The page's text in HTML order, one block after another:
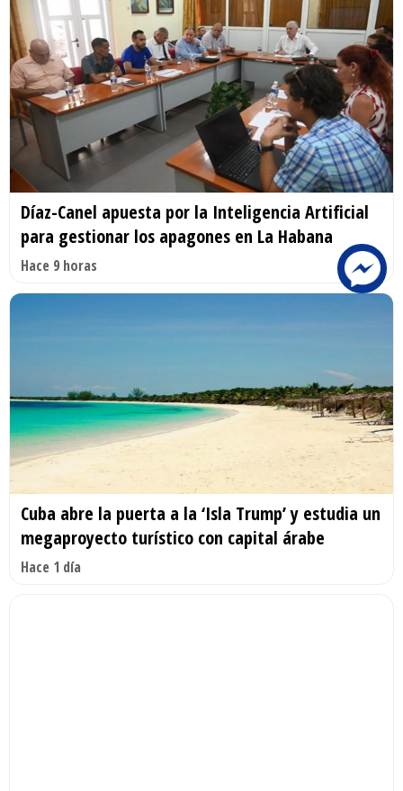
Díaz-Canel apuesta por la Inteligencia Artificial
para gestionar los apagones en La Habana
Hace 9 horas
Cuba abre la puerta a la ‘Isla Trump’ y estudia un
megaproyecto turístico con capital árabe
Hace 1 día